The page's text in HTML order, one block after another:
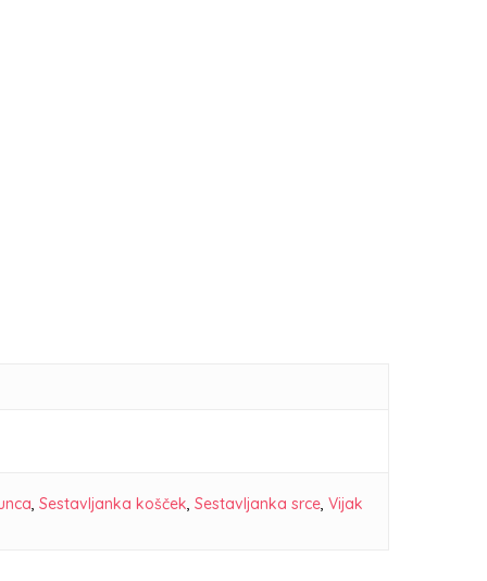
, Sestavljanka košček, Sestavljanka srce, Vijak